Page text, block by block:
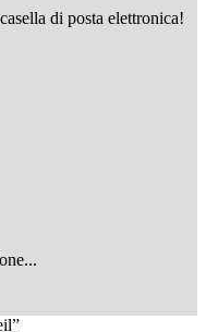
di posta elettronica!